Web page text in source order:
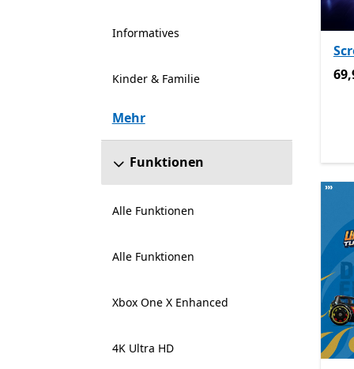
Informatives
Kinder & Familie
Mehr
Funktionen
Alle Funktionen
Alle Funktionen
Xbox One X Enhanced
4K Ultra HD